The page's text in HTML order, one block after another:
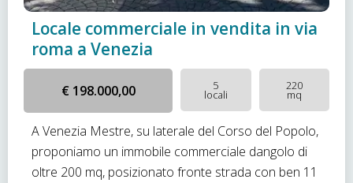
Locale commerciale in vendita in via
roma a Venezia
€ 198.000,00 5
locali
220
mq
A Venezia Mestre, su laterale del Corso del Popolo,
proponiamo un immobile commerciale dangolo di
oltre 200 mq, posizionato fronte strada con ben 11